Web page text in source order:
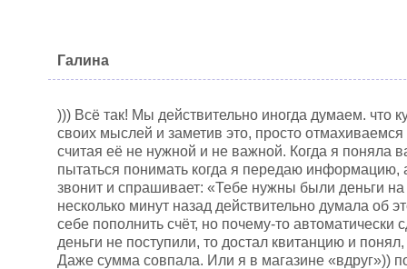
Галина
))) Всё так! Мы действительно иногда думаем. что
своих мыслей и заметив это, просто
считая её не нужной и не важной. Когда я поняла
пытаться понимать когда я передаю
звонит и спрашивает: «Тебе нужны были деньги
несколько минут назад действительно думала об
себе пополнить счёт, но почему-то автоматически
деньги не поступили, то достал квитанцию и
Даже сумма совпала. Или я в магазине «вдруг»))